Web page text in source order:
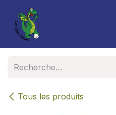
Se rendre au contenu
Tous les produits